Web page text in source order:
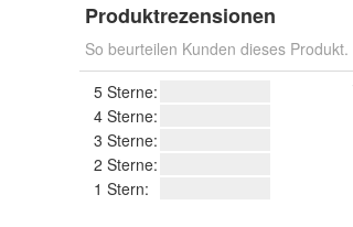
Produktrezensionen
So beurteilen Kunden dieses Produkt.
5 Sterne:
4 Sterne:
3 Sterne:
2 Sterne:
1 Stern: